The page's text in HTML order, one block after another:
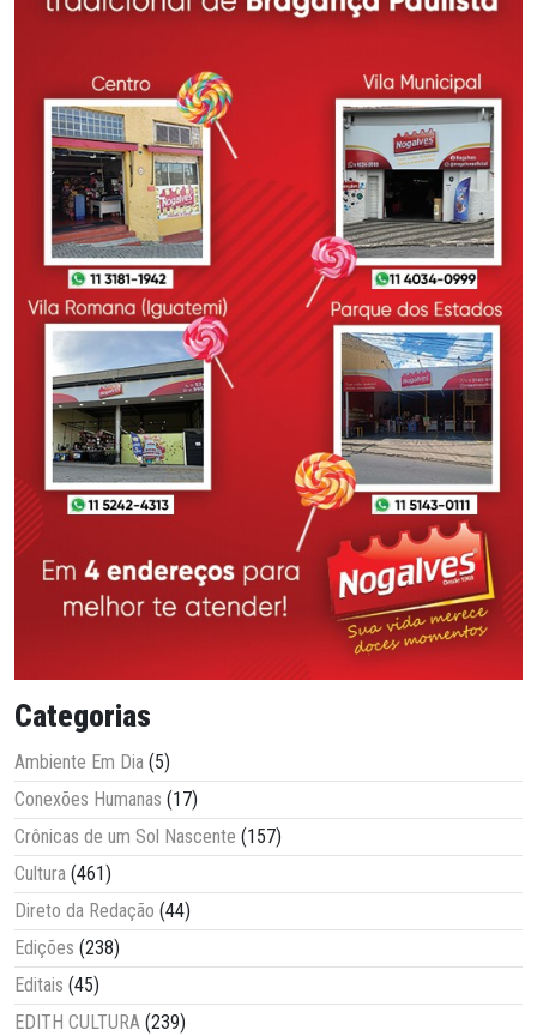
Categorias
Ambiente Em Dia (5)
Conexões Humanas (17)
Crônicas de um Sol Nascente (157)
Cultura (461)
Direto da Redação (44)
Edições (238)
Editais (45)
EDITH CULTURA (239)